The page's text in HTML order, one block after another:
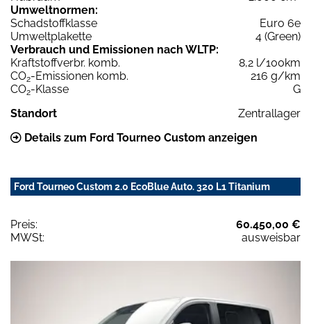
Umweltnormen:
Schadstoffklasse
Euro 6e
Umweltplakette
4 (Green)
Verbrauch und Emissionen nach WLTP:
Kraftstoffverbr. komb.
8,2 l/100km
CO2-Emissionen komb.
216 g/km
CO2-Klasse
G
Standort
Zentrallager
Details zum Ford Tourneo Custom anzeigen
Ford Tourneo Custom 2.0 EcoBlue Auto. 320 L1 Titanium
Preis:
60.450,00 €
MWSt:
ausweisbar